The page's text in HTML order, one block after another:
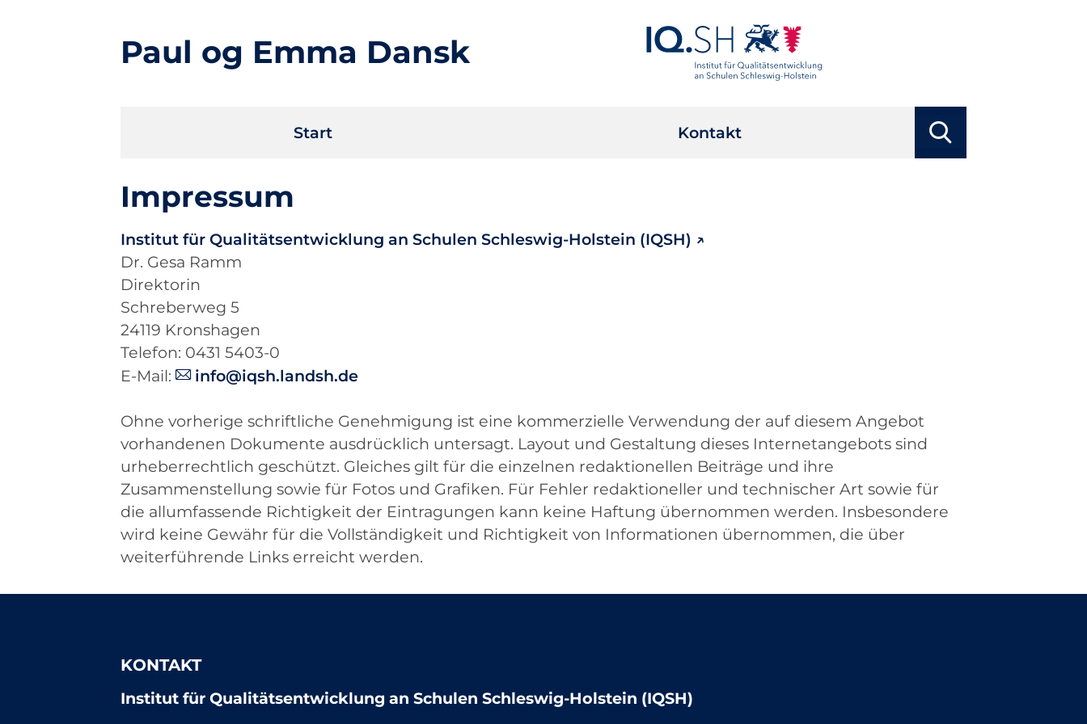
Paul og Emma Dansk
Start Kontakt Suchbegriffe
Impressum
Institut für Qualitätsentwicklung an Schulen Schleswig-Holstein (IQSH)
Dr. Gesa Ramm
Direktorin
Schreberweg 5
24119 Kronshagen
Telefon: 0431 5403-0
E-Mail:
info@iqsh.landsh.de
Ohne vorherige schriftliche Genehmigung ist eine kommerzielle Verwendung der auf diesem Angebot
vorhandenen Dokumente ausdrücklich untersagt. Layout und Gestaltung dieses Internetangebots sind
urheberrechtlich geschützt. Gleiches gilt für die einzelnen redaktionellen Beiträge und ihre
Zusammenstellung sowie für Fotos und Grafiken. Für Fehler redaktioneller und technischer Art sowie für
die allumfassende Richtigkeit der Eintragungen kann keine Haftung übernommen werden. Insbesondere
wird keine Gewähr für die Vollständigkeit und Richtigkeit von Informationen übernommen, die über
weiterführende Links erreicht werden.
KONTAKT
Institut für Qualitätsentwicklung an Schulen Schleswig-Holstein (IQSH)